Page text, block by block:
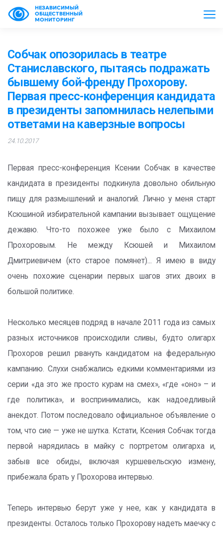
НЕЗАВИСИМЫЙ
ОБЩЕСТВЕННЫЙ
МОНИТОРИНГ
Собчак опозорилась в театре
Станиславского, пытаясь подражать
бывшему бой-френду Прохорову.
Первая пресс-конференция кандидата
в президенты запомнилась нелепыми
ответами на каверзные вопросы
24.10.2017
Первая пресс-конференция Ксении Собчак в качестве
кандидата в президенты подкинула довольно обильную
пищу для размышлений и аналогий. Лично у меня старт
Ксюшиной избирательной кампании вызывает ощущение
дежавю. Что-то похожее уже было с Михаилом
Прохоровым. Не между Ксюшей и Михаилом
Дмитриевичем (кто старое помянет)... Я имею в виду
очень похожие сценарии первых шагов этих двоих в
большой политике.
Несколько месяцев подряд в начале 2011 года из самых
разных источников происходили сливы, будто олигарх
Прохоров решил рвануть кандидатом на федеральную
кампанию. Слухи снабжались едкими комментариями из
серии «да это же просто курам на смех», «где «оно» – и
где политика», и воспринимались, как надоедливый
анекдот. Потом последовало официальное объявление о
том, что сие — уже не шутка. Кстати, Ксения Собчак тогда
первой нарядилась в майку с портретом олигарха и,
забыв все обиды, включая куршевельскую измену,
прибежала брать у Прохорова интервью.
Теперь интервью берут уже у нее, как у кандидата в
президенты. Осталось только Прохорову надеть маечку с